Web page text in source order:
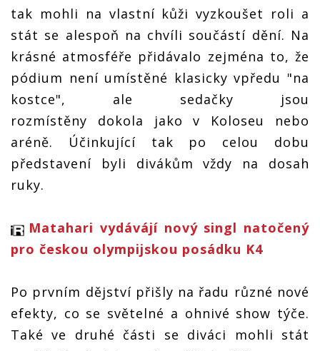
tak mohli na vlastní kůži vyzkoušet roli a
stát se alespoň na chvíli součástí dění. Na
krásné atmosféře přidávalo zejména to, že
pódium není umístěné klasicky vpředu "na
kostce", ale sedačky jsou
rozmístěny dokola jako v Koloseu nebo
aréně. Účinkující tak po celou dobu
představení byli divákům vždy na dosah
ruky.
Matahari vydávájí nový singl natočený
pro českou olympijskou posádku K4
Po prvním dějství přišly na řadu různé nové
efekty, co se světelné a ohnivé show týče.
Také ve druhé části se diváci mohli stát